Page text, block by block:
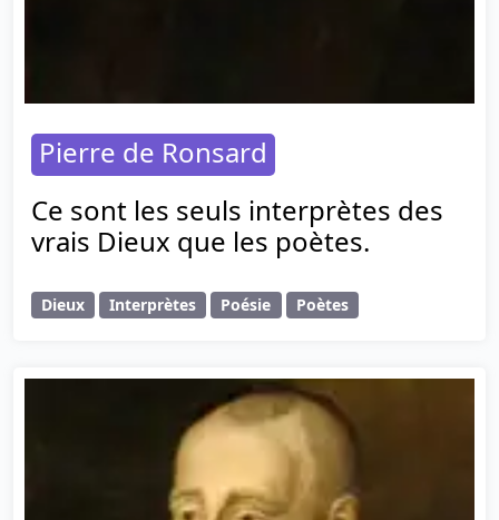
Pierre de Ronsard
Ce sont les seuls interprètes des
vrais Dieux que les poètes.
Dieux Interprètes Poésie Poètes